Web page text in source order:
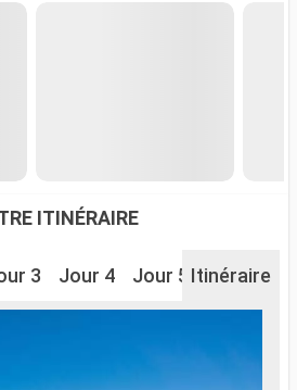
ITINÉRAIRE
3 Jour 4 Jour 5 Jour 6
Itinéraire